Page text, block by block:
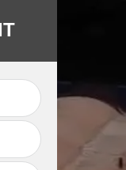
sur tuiles
de toiture et zinc